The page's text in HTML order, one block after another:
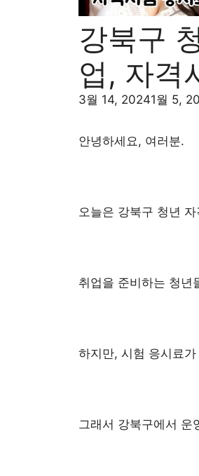
강북구
업, 자격
3월 14, 20241월 5,
안녕하세요, 여러분.
오늘은 강북구 청년
취업을 준비하는 청년
하지만, 시험 응시료
그래서 강북구에서 운